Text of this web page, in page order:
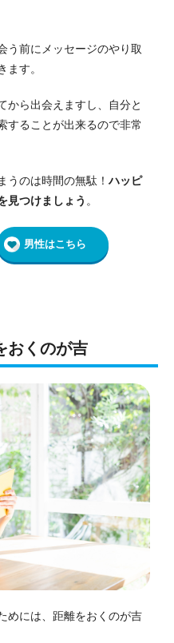
う前にメッセージのやり取
ます。
から出会えますし、自分と
することが出来るので非常
うのは時間の無駄！ハッピ
見つけましょう 。
男性はこちら
おくのが吉
めには、距離をおくのが吉